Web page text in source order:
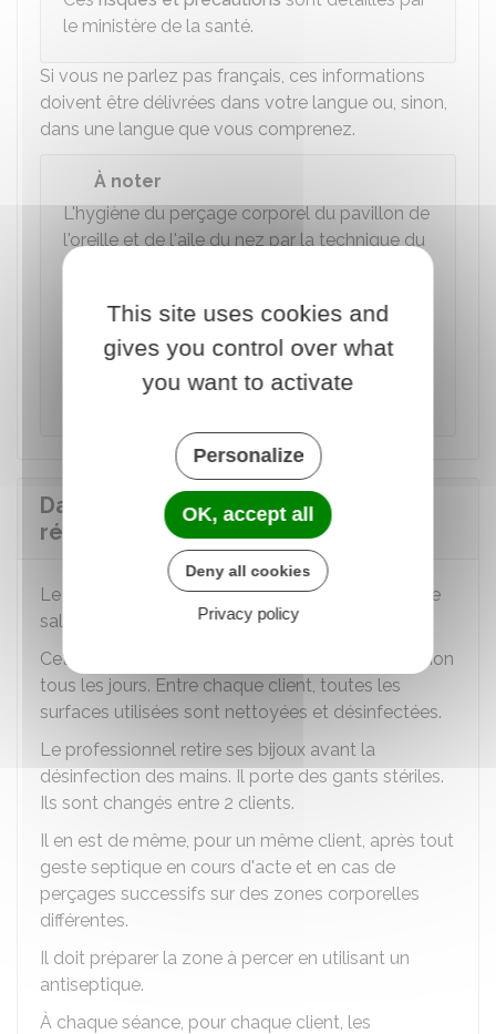
le ministère de la santé.
Si vous ne parlez pas français, ces informations
doivent être délivrées dans votre langue ou, sinon,
dans une langue que vous comprenez.
À noter
L'hygiène du perçage corporel du pavillon de
l'oreille et de l'aile du nez par la technique du
pistolet perce-oreille connaît des
élaboré par le ministère de la santé. Ce
professionnel doit se déclarer à l'ARSet si
vous êtes mineur, il faut l'accord du parent ou
Dans quelles conditions doit se
réaliser la pose d'un piercing ?
Le professionnel doit réaliser le piercing dans une
salle dédiée
exclusivementà cette opération.
Cette salle doit être nettoyée par décontamination
tous les jours. Entre chaque client, toutes les
surfaces utilisées sont nettoyées et désinfectées.
Le professionnel retire ses bijoux avant la
désinfection des mains. Il porte des gants stériles.
Ils sont changés entre 2 clients.
Il en est de même, pour un même client, après tout
geste septique en cours d'acte et en cas de
perçages successifs sur des zones corporelles
différentes.
Il doit préparer la zone à percer en utilisant un
antiseptique.
À chaque séance, pour chaque client, les
This site uses cookies and
gives you control over what
you want to activate
Personalize
OK, accept all
Deny all cookies
Privacy policy